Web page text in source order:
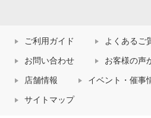
ご利用ガイド よくあるご
お問い合わせ お客様の声
店舗情報 イベント・催事
サイトマップ